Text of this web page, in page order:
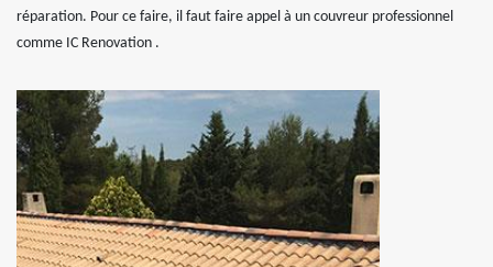
réparation. Pour ce faire, il faut faire appel à un couvreur professionnel
comme IC Renovation .